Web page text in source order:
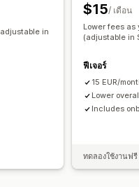
in
$15/ เดือน
Lower fees as
(adjustable in
ฟีเจอร์
15 EUR/
Lower
Includes
ทดลองใช้งานฟ